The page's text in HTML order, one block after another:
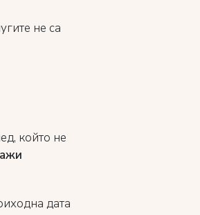
не са
който не
дата